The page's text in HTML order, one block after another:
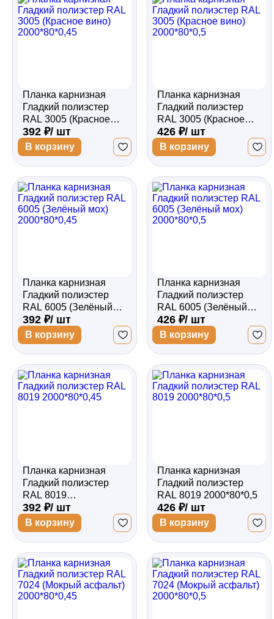
Планка карнизная
Гладкий полиэстер
RAL 3005 (Красное
вино) 2000*80*0,45
392 ₽/ шт
В корзину
Планка карнизная
Гладкий полиэстер
RAL 3005 (Красное
вино) 2000*80*0,5
426 ₽/ шт
В корзину
Планка карнизная
Гладкий полиэстер
RAL 6005 (Зелёный
мох) 2000*80*0,45
392 ₽/ шт
В корзину
Планка карнизная
Гладкий полиэстер
RAL 6005 (Зелёный
мох) 2000*80*0,5
426 ₽/ шт
В корзину
Планка карнизная
Гладкий полиэстер
RAL 8019
2000*80*0,45
392 ₽/ шт
В корзину
Планка карнизная
Гладкий полиэстер
RAL 8019 2000*80*0,5
426 ₽/ шт
В корзину